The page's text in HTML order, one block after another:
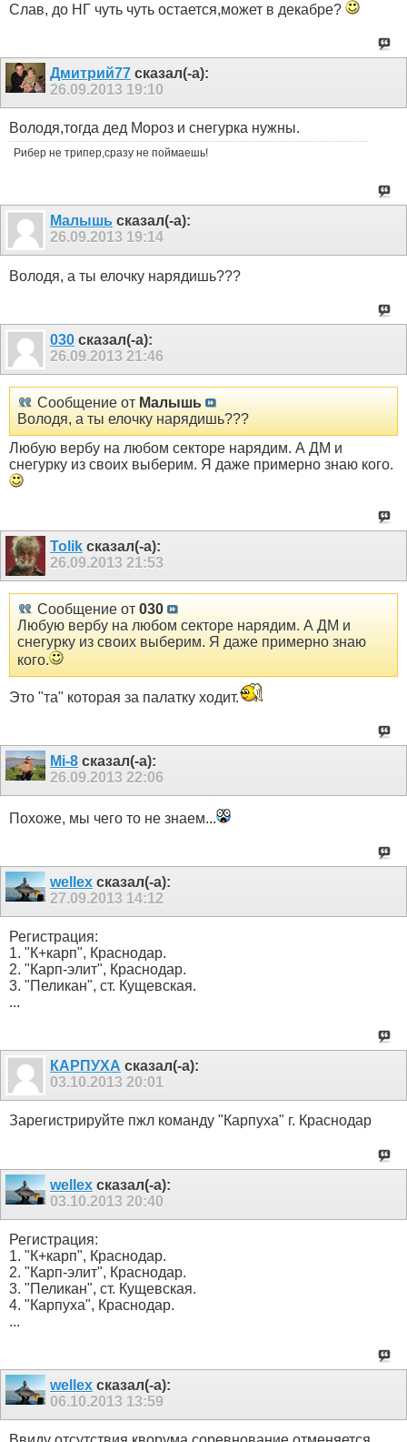
Слав, до НГ чуть чуть остается,может в декабре?
Дмитрий77 сказал(-а):
26.09.2013 19:10
Володя,тогда дед Мороз и снегурка нужны.
Рибер не трипер,сразу не поймаешь!
Малышь сказал(-а):
26.09.2013 19:14
Володя, а ты елочку нарядишь???
030 сказал(-а):
26.09.2013 21:46
Сообщение от Малышь
Володя, а ты елочку нарядишь???
Любую вербу на любом секторе нарядим. А ДМ и
снегурку из своих выберим. Я даже примерно знаю кого.
Tolik сказал(-а):
26.09.2013 21:53
Сообщение от 030
Любую вербу на любом секторе нарядим. А ДМ и
снегурку из своих выберим. Я даже примерно знаю
кого.
Это "та" которая за палатку ходит.
Mi-8 сказал(-а):
26.09.2013 22:06
Похоже, мы чего то не знаем...
wellex сказал(-а):
27.09.2013 14:12
Регистрация:
1. "К+карп", Краснодар.
2. "Карп-элит", Краснодар.
3. "Пеликан", ст. Кущевская.
...
КАРПУХА сказал(-а):
03.10.2013 20:01
Зарегистрируйте пжл команду "Карпуха" г. Краснодар
wellex сказал(-а):
03.10.2013 20:40
Регистрация:
1. "К+карп", Краснодар.
2. "Карп-элит", Краснодар.
3. "Пеликан", ст. Кущевская.
4. "Карпуха", Краснодар.
...
wellex сказал(-а):
06.10.2013 13:59